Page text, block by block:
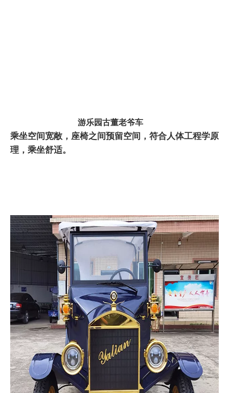
游乐园古董老爷车
乘坐空间宽敞，座椅之间预留空间，符合人体工程学原
理，乘坐舒适。